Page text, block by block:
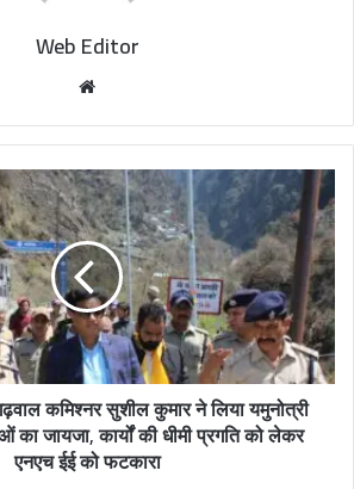
Web Editor
b
s
i
t
e
कमिश्नर सुशील कुमार ने लिया यमुनोत्री
का जायजा, कार्यों की धीमी प्रगति को लेकर
एनएच ईई को फटकारा